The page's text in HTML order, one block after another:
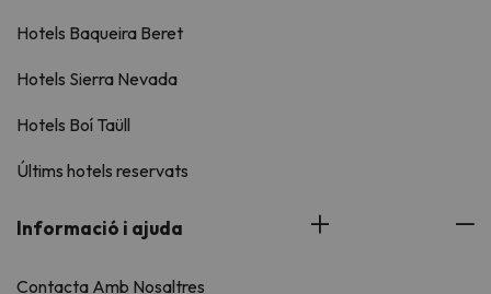
Hotels Baqueira Beret
Hotels Sierra Nevada
Hotels Boí Taüll
Últims hotels reservats
Informació i ajuda
Contacta Amb Nosaltres